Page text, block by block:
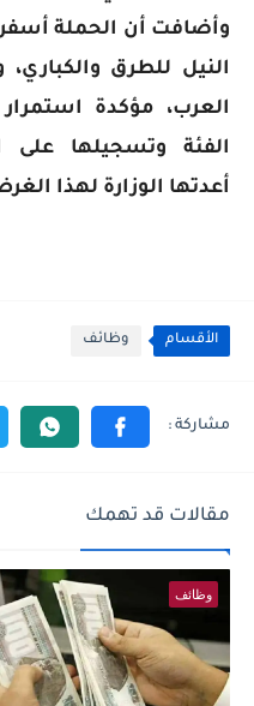
العرب، مؤكدة
الفئة وتسجيلها على
أعدتها الوزارة لهذا
الأقسام وظائف
مقالات قد تهمك
وظائف